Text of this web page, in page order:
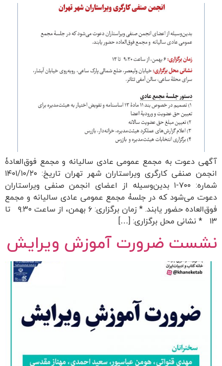
آگهی دعوت به مجمع عمومی عادی سالیانه و مجمع فوق‌العادۀ
انجمن صنفی کارگری ویراستاران شهر تهران تاریخ: ۱۴۰۱/۱۰/۲۰
شماره: ۷۰۰-۱ بدین‌وسیله از اعضای انجمن صنفی ویراستاران
دعوت می‌شود که در جلسۀ مجمع عمومی عادی سالیانه و مجمع
فوق‌العاده حضور یابند. * زمان برگزاری: ۶ بهمن، از ساعت ۹:۳۰ تا
۱۳ * نشانی محل برگزاری: […]
نشست ضرورت آموزش ویرایش